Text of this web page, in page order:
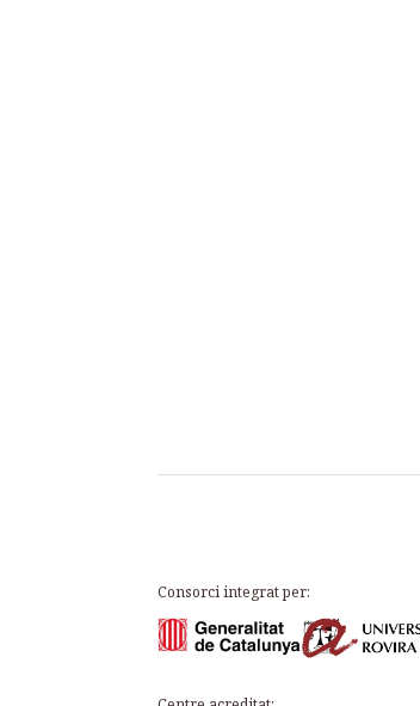
Consorci integrat per: